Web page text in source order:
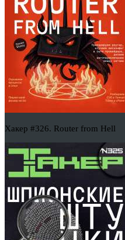
Хакер #326. Router from Hell